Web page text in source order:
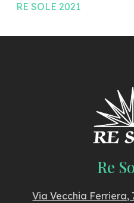
RE SOLE 2021
Re
Via Vecchia Ferriera,